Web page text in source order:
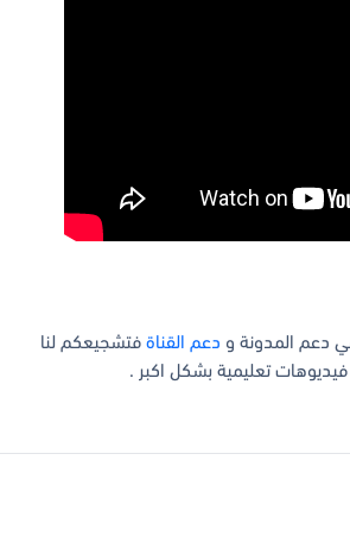
دعم المدونة و دعم القناة فتشجيعكم لنا
تعليمية بشكل اكبر .